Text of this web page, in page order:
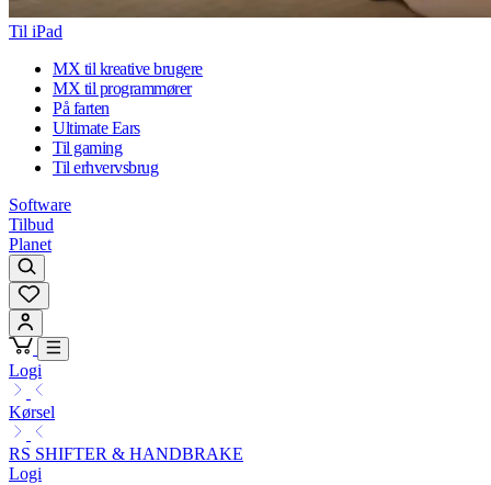
Til iPad
MX til kreative brugere
MX til programmører
På farten
Ultimate Ears
Til gaming
Til erhvervsbrug
Software
Tilbud
Planet
Logi
Kørsel
RS SHIFTER & HANDBRAKE
Logi